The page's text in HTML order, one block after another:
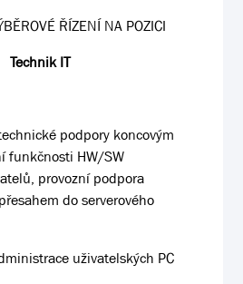
ŘÍZENÍ NA POZICI
Technik IT
podpory koncovým
funkčnosti HW/SW
provozní podpora
do serverového
uživatelských PC